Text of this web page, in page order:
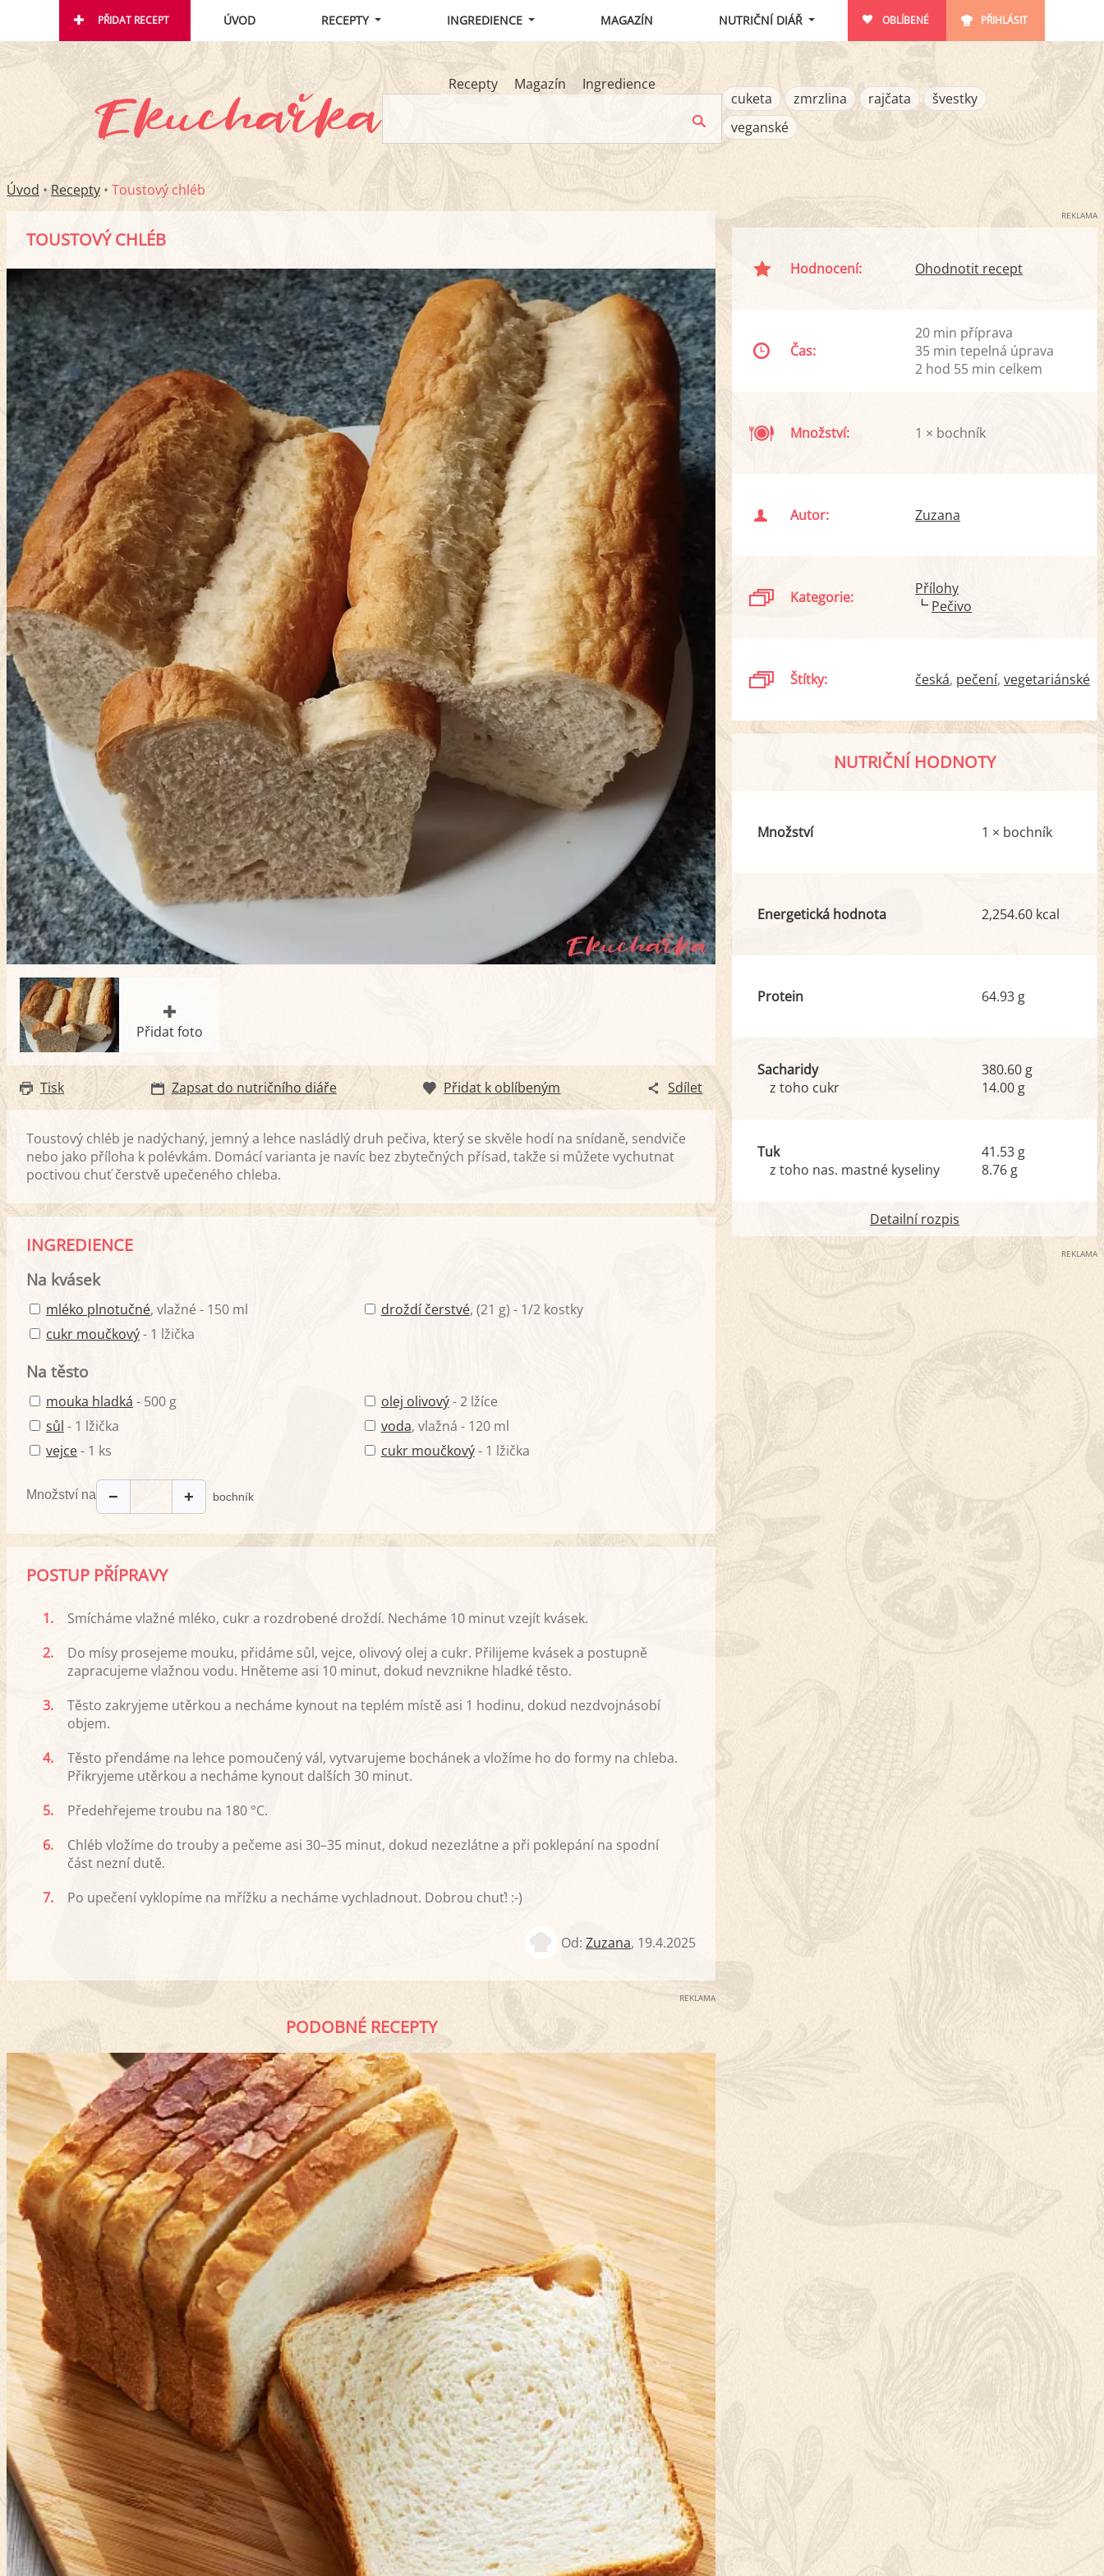
PŘIDAT RECEPT ÚVOD RECEPTY INGREDIENCE MAGAZÍN NUTRIČNÍ DIÁŘ OBLÍBENÉ PŘIHLÁSIT
Recepty Magazín
Ingredience
cuketa
zmrzlina rajčata
švestky
veganské
Úvod • Recepty • Toustový chléb
TOUSTOVÝ CHLÉB
Přidat foto
Tisk Zapsat do nutričního diáře Přidat k oblíbeným Sdílet
Toustový chléb je nadýchaný, jemný a lehce nasládlý druh pečiva, který se skvěle hodí na snídaně, sendviče
nebo jako příloha k polévkám. Domácí varianta je navíc bez zbytečných přísad, takže si můžete vychutnat
poctivou chuť čerstvě upečeného chleba.
INGREDIENCE
Na kvásek
mléko plnotučné, vlažné - 150 ml
cukr moučkový- 1 lžička
droždí čerstvé, (21 g) - 1/2 kostky
Na těsto
mouka hladká - 500 g
sůl - 1 lžička
vejce- 1 ks
olej olivový- 2 lžíce
voda, vlažná - 120 ml
cukr moučkový- 1 lžička
Množství na − + bochník
POSTUP PŘÍPRAVY
1.
Smícháme vlažné mléko, cukr a rozdrobené droždí. Necháme 10 minut vzejít kvásek.
2.
Do mísy prosejeme mouku, přidáme sůl, vejce, olivový olej a cukr. Přilijeme kvásek a postupně
zapracujeme vlažnou vodu. Hněteme asi 10 minut, dokud nevznikne hladké těsto.
3.
Těsto zakryjeme utěrkou a necháme kynout na teplém místě asi 1 hodinu, dokud nezdvojnásobí
objem.
4.
Těsto přendáme na lehce pomoučený vál, vytvarujeme bochánek a vložíme ho do formy na chleba.
Přikryjeme utěrkou a necháme kynout dalších 30 minut.
5.
Předehřejeme troubu na 180 °C.
6.
Chléb vložíme do trouby a pečeme asi 30–35 minut, dokud nezezlátne a při poklepání na spodní
část nezní dutě.
7.
Po upečení vyklopíme na mřížku a necháme vychladnout. Dobrou chuť! :-)
Od:Zuzana, 19.4.2025
REKLAMA
PODOBNÉ RECEPTY
REKLAMA
Hodnocení: Ohodnotit recept
Čas:
20 min příprava
35 min tepelná úprava
2 hod 55 min celkem
Množství: 1 × bochník
Autor: Zuzana
Kategorie:
Přílohy
Pečivo
Štítky: česká pečení vegetariánské
NUTRIČNÍ HODNOTY
Množství 1 × bochník
Energetická hodnota 2,254.60 kcal
Protein 64.93 g
Sacharidy
z toho cukr
380.60 g
14.00 g
Tuk
z toho nas. mastné kyseliny
41.53 g
8.76 g
Detailní rozpis
REKLAMA